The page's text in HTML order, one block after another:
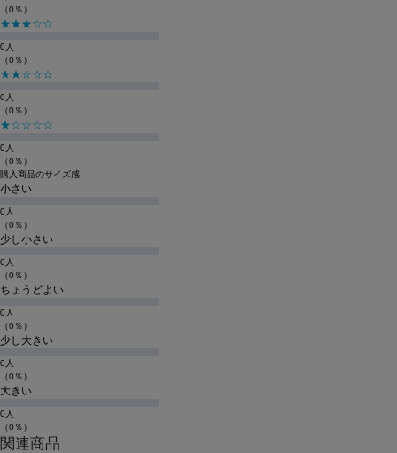
（0％）
★★★☆☆
0人
（0％）
★★☆☆☆
0人
（0％）
★☆☆☆☆
0人
（0％）
購入商品のサイズ感
小さい
0人
（0％）
少し小さい
0人
（0％）
ちょうどよい
0人
（0％）
少し大きい
0人
（0％）
大きい
0人
（0％）
関連商品